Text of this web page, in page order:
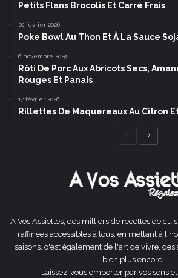
Petits Flans Brocolis Et Carré Frais
20 février 2026
Poke Bowl Au Thon Et À La Sauce
6 novembre 2025
Rôti De Porc Aux Abricots Secs,
Rouges Et Panais
17 février 2026
Rillettes De Maquereaux Au Citron Et
Page
A Vos Assiettes, des milliers de recettes de
raffinées accessibles à tous, en mettant à
saisons, c'est également de l'art de vivre,
bien plus encore ...
Laissez-vous emporter par vos sens